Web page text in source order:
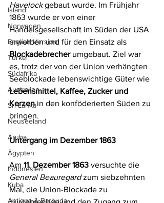
Island
Norwegen
English Version
Türkei
Südafrika
Australien
Sri Lanka
Neuseeland
Aruba
Ägypten
Indonesien
Kuba
Antigua & Barbuda
Havelock gebaut wurde. Im Frühjahr
1863 wurde er von einer
Handelsgesellschaft im Süden der USA
erworben und für den Einsatz als
Blockadebrecher umgebaut. Ziel war
es, trotz der von der Union verhängten
Seeblockade lebenswichtige Güter wie
Lebensmittel, Kaffee, Zucker und
Kerzen in den konföderierten Süden zu
bringen.
Untergang im Dezember 1863
Am 11. Dezember 1863 versuchte die
General Beauregard zum siebzehnten
Mal, die Union-Blockade zu